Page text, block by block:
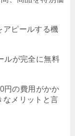
アピールする機
ルが完全に無料
円の費用がかか
なメリットと言